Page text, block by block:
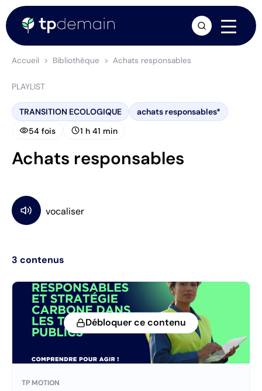
Accueil Bibliothèque Achats responsables
PLAYLIST
TRANSITION ECOLOGIQUE achats responsables*
visibility54 fois schedule1 h 41 min
Achats responsables
3 contenus
Débloquer ce contenu
TP MOTION
arrow_forward